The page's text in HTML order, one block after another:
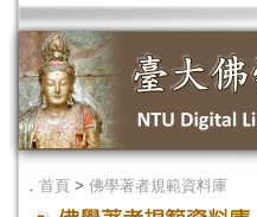
． 首頁 > 佛學著者規範資料庫